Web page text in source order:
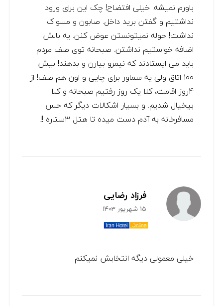
باورم نمیشه. خیلی افتضاح! چک این برای ورود
نداشتیم و گفتن برید داخل. صابون و مسواک
نداشت! حوله نمیتونستن عوض کنن. یه بالش
اضافه خواستیم نداشتن. صبحانه توی صف مردم
باید می ایستادند که نیمرو بیارن و بدهند! بیش
۱۰۰ اتاق ولی یه سماور برای چایی و اون هم صف! از
۴روز اقامت، کلا یک روز رفتیم صبحانه و کلا
بیخیال شدیم. و بسیار اشکالات دیگر که حس
مسافرخانه به آدم دست میده تا هتل ۳ستاره !!
فرزاد رضایی
15 شهریور 1403
خیلی معمولی دیگه انتخابش نمیکنم